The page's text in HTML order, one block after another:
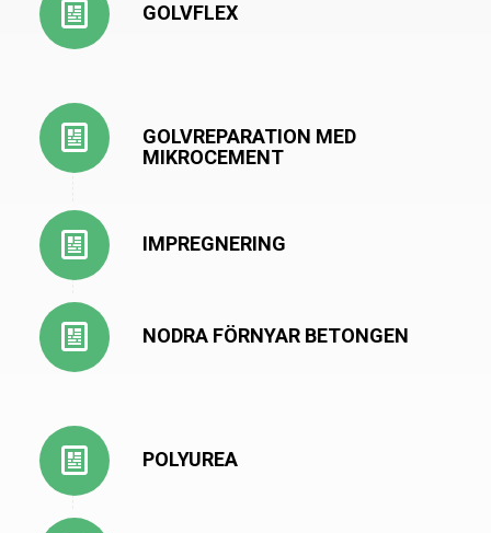
GOLVFLEX
GOLVREPARATION MED
MIKROCEMENT
IMPREGNERING
NODRA FÖRNYAR BETONGEN
POLYUREA